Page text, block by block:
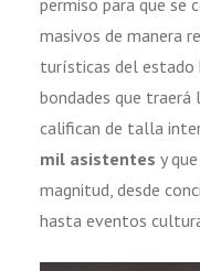
permiso para que se
masivos de manera
turísticas del estado
bondades que
califican de talla
mil asistentes y
magnitud, desde
hasta eventos